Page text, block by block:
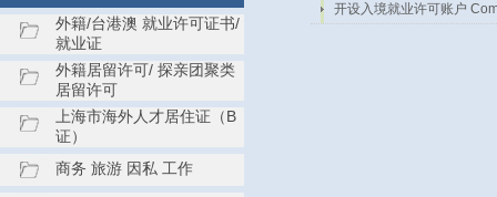
外籍/台港澳 就业许可证书/
就业证
外籍居留许可/ 探亲团聚类
居留许可
上海市海外人才居住证（B
证）
商务 旅游 因私 工作
开设入境就业许可账户